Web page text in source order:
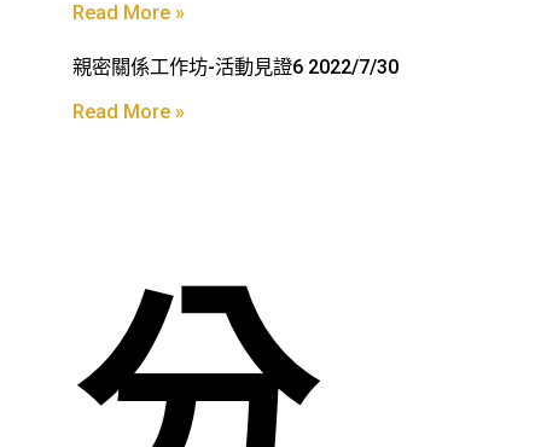
Read More »
親密關係工作坊-活動見證6 2022/7/30
Read More »